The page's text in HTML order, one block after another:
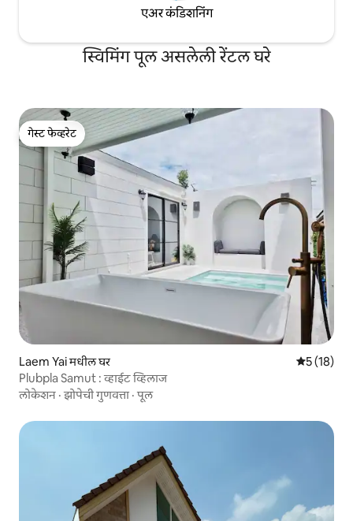
एअर कंडिशनिंग
स्विमिंग पूल असलेली रेंटल घरे
गेस्ट फेव्हरेट
गेस्ट फेव्हरेट
Laem Yai मधील घर 5 पैकी 5
5 (18)
Plubpla Samut : व्हाईट व्हिलाज
लोकेशन ·झोपेची गुणवत्ता ·पूल